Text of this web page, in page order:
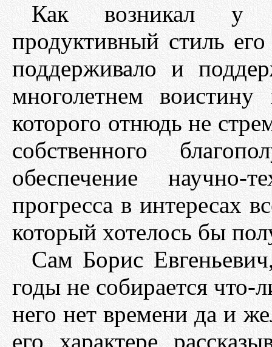
Как возникал у
продуктивный стиль
поддерживало и
многолетнем
которого отнюдь не
собственного
обеспечение научно-
прогресса в интересах
который хотелось бы
Сам Борис
годы не собирается что-
него нет времени да и
его характере